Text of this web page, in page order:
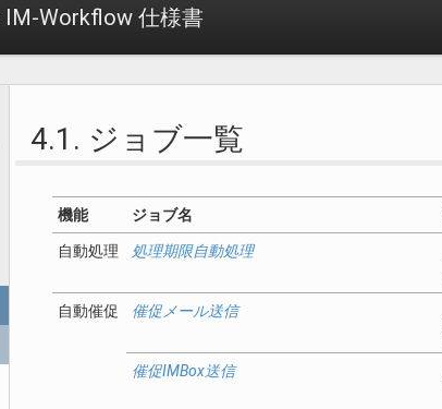
IM-Workflow 仕様書
4.1. ジョブ一覧
機能 ジョブ名
自動処理 処理期限自動処理
自動催促 催促メール送信
催促IMBox送信